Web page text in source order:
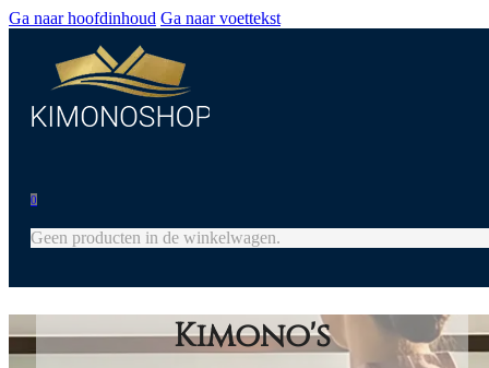
Ga naar hoofdinhoud Ga naar voettekst
0
Geen producten in de winkelwagen.
Kimono's